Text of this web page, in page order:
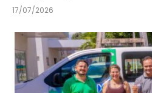
17/07/2026